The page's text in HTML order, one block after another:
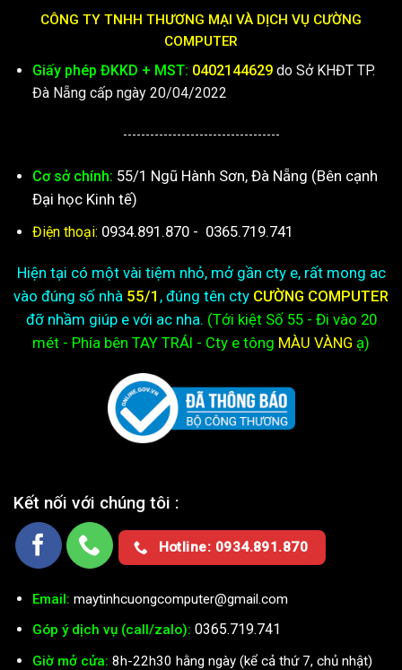
CÔNG TY TNHH THƯƠNG MẠI VÀ DỊCH VỤ CƯỜNG
COMPUTER
Giấy phép ĐKKD + MST: 0402144629do Sở KHĐT TP.
Đà Nẵng cấp ngày 20/04/2022
-----------------------------------
Cơ sở chính: 55/1 Ngũ Hành Sơn, Đà Nẵng (Bên cạnh
Đại học Kinh tế)
Điện thoại: 0934.891.870 - 0365.719.741
Hiện tại có một vài tiệm nhỏ, mở gần cty e, rất mong ac
vào đúng số nhà 55/1 , đúng tên cty CƯỜNG COMPUTER
đỡ nhầm giúp e với ac nha. (Tới kiệtSố 55 - Đi vào 20
mét - Phía bên TAY TRÁI - Cty e tông MÀU VÀNG ạ)
Kết nối với chúng tôi :
Hotline: 0934.891.870
Email: maytinhcuongcomputer@gmail.com
Góp ý dịch vụ (call/zalo): 0365.719.741
Giờ mở cửa: 8h-22h30 hằng ngày (kể cả thứ 7, chủ nhật)